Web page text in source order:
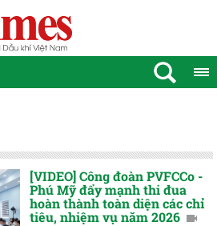
[VIDEO] Công đoàn PVFCCo -
Phú Mỹ đẩy mạnh thi đua
hoàn thành toàn diện các chỉ
tiêu, nhiệm vụ năm 2026